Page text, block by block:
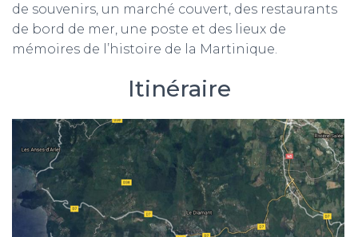
de souvenirs, un marché couvert, des restaurants
de bord de mer, une poste et des lieux de
mémoires de l’histoire de la Martinique.
Itinéraire